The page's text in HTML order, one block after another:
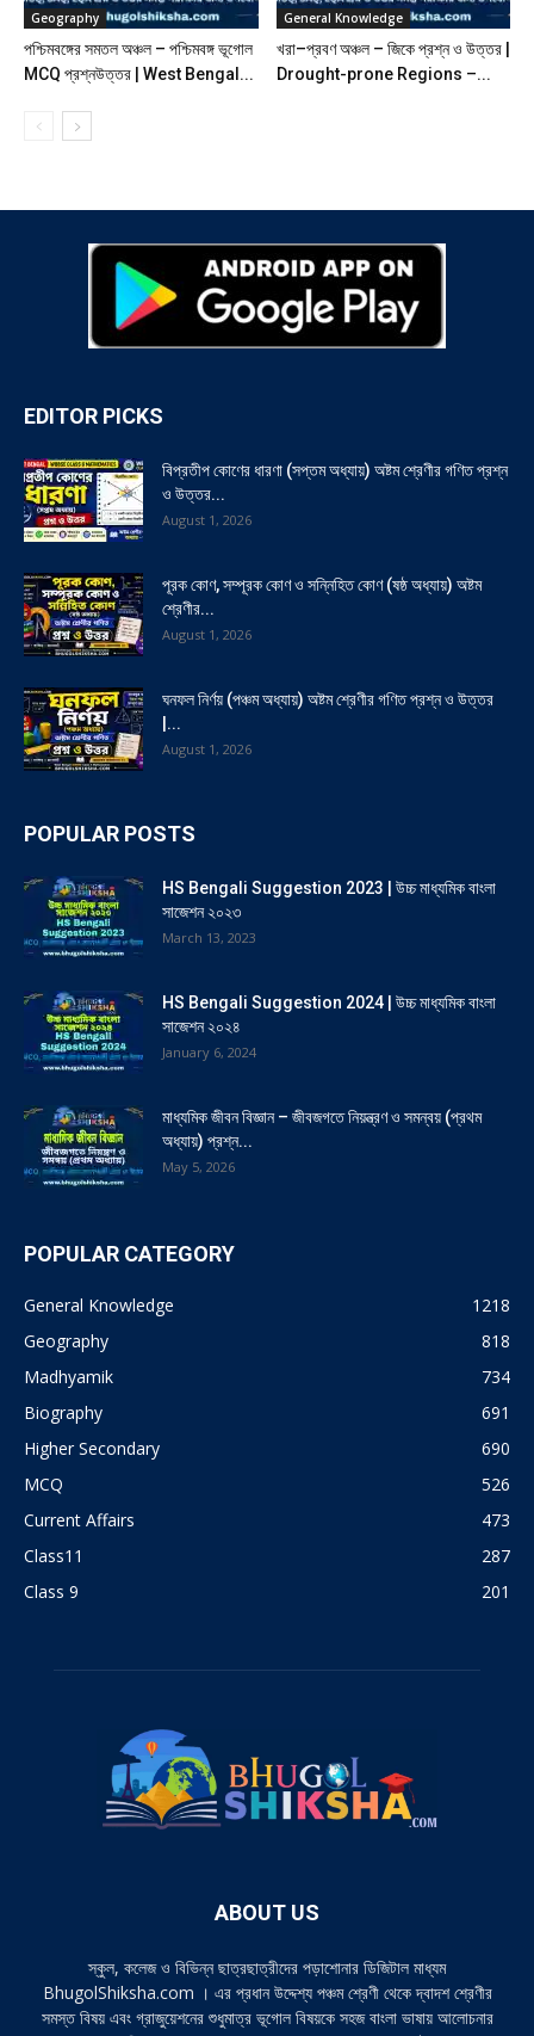
Geography
পশ্চিমবঙ্গের সমতল অঞ্চল – পশ্চিমবঙ্গ ভূগোল
MCQ প্রশ্নউত্তর | West Bengal...
General Knowledge
খরা–প্রবণ অঞ্চল – জিকে প্রশ্ন ও উত্তর |
Drought-prone Regions –...
EDITOR PICKS
বিপ্রতীপ কোণের ধারণা (সপ্তম অধ্যায়) অষ্টম শ্রেণীর গণিত প্রশ্ন
ও উত্তর...
August 1, 2026
পূরক কোণ, সম্পূরক কোণ ও সন্নিহিত কোণ (ষষ্ঠ অধ্যায়) অষ্টম
শ্রেণীর...
August 1, 2026
ঘনফল নির্ণয় (পঞ্চম অধ্যায়) অষ্টম শ্রেণীর গণিত প্রশ্ন ও উত্তর
|...
August 1, 2026
POPULAR POSTS
HS Bengali Suggestion 2023 | উচ্চ মাধ্যমিক বাংলা
সাজেশন ২০২৩
March 13, 2023
HS Bengali Suggestion 2024 | উচ্চ মাধ্যমিক বাংলা
সাজেশন ২০২৪
January 6, 2024
মাধ্যমিক জীবন বিজ্ঞান – জীবজগতে নিয়ন্ত্রণ ও সমন্বয় (প্রথম
অধ্যায়) প্রশ্ন...
May 5, 2026
POPULAR CATEGORY
General Knowledge
1218
Geography
818
Madhyamik
734
Biography
691
Higher Secondary
690
MCQ
526
Current Affairs
473
Class11
287
Class 9
201
ABOUT US
স্কুল, কলেজ ও বিভিন্ন ছাত্রছাত্রীদের পড়াশোনার ডিজিটাল মাধ্যম
BhugolShiksha.com । এর প্রধান উদ্দেশ্য পঞ্চম শ্রেণী থেকে দ্বাদশ শ্রেণীর
সমস্ত বিষয় এবং গ্রাজুয়েশনের শুধুমাত্র ভূগোল বিষয়কে সহজ বাংলা ভাষায় আলোচনার